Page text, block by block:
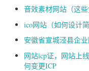
音效素材网站（这些
ico网站（如何设计
安徽省宣城泾县企
网站icp证，网站上
何变更ICP